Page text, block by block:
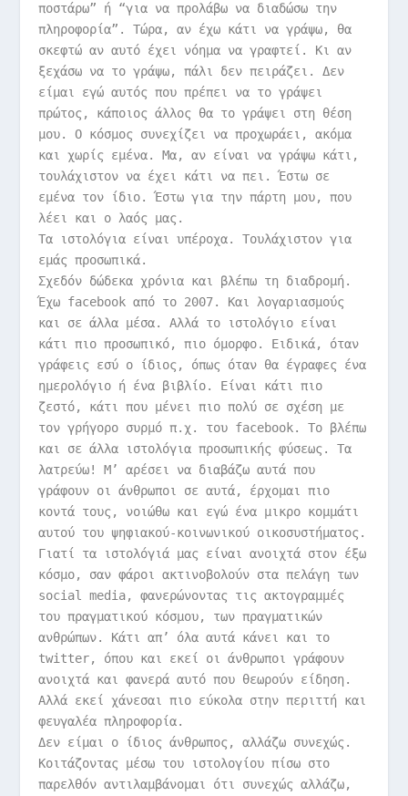
ποστάρω” ή “για να προλάβω να διαδώσω την
πληροφορία”. Τώρα, αν έχω κάτι να γράψω, θα
σκεφτώ αν αυτό έχει νόημα να γραφτεί. Κι αν
ξεχάσω να το γράψω, πάλι δεν πειράζει. Δεν
είμαι εγώ αυτός που πρέπει να το γράψει
πρώτος, κάποιος άλλος θα το γράψει στη θέση
μου. Ο κόσμος συνεχίζει να προχωράει, ακόμα
και χωρίς εμένα. Μα, αν είναι να γράψω κάτι,
τουλάχιστον να έχει κάτι να πει. Έστω σε
εμένα τον ίδιο. Έστω για την πάρτη μου, που
λέει και ο λαός μας.
Τα ιστολόγια είναι υπέροχα. Τουλάχιστον για
εμάς προσωπικά.
Σχεδόν δώδεκα χρόνια και βλέπω τη διαδρομή.
Έχω facebook από το 2007. Και λογαριασμούς
και σε άλλα μέσα. Αλλά το ιστολόγιο είναι
κάτι πιο προσωπικό, πιο όμορφο. Ειδικά, όταν
γράφεις εσύ ο ίδιος, όπως όταν θα έγραφες ένα
ημερολόγιο ή ένα βιβλίο. Είναι κάτι πιο
ζεστό, κάτι που μένει πιο πολύ σε σχέση με
τον γρήγορο συρμό π.χ. του facebook. Το βλέπω
και σε άλλα ιστολόγια προσωπικής φύσεως. Τα
λατρεύω! Μ’ αρέσει να διαβάζω αυτά που
γράφουν οι άνθρωποι σε αυτά, έρχομαι πιο
κοντά τους, νοιώθω και εγώ ένα μικρο κομμάτι
αυτού του ψηφιακού-κοινωνικού οικοσυστήματος.
Γιατί τα ιστολόγιά μας είναι ανοιχτά στον έξω
κόσμο, σαν φάροι ακτινοβολούν στα πελάγη των
social media, φανερώνοντας τις ακτογραμμές
του πραγματικού κόσμου, των πραγματικών
ανθρώπων. Κάτι απ’ όλα αυτά κάνει και το
twitter, όπου και εκεί οι άνθρωποι γράφουν
ανοιχτά και φανερά αυτό που θεωρούν είδηση.
Αλλά εκεί χάνεσαι πιο εύκολα στην περιττή και
φευγαλέα πληροφορία.
Δεν είμαι ο ίδιος άνθρωπος, αλλάζω συνεχώς.
Κοιτάζοντας μέσω του ιστολογίου πίσω στο
παρελθόν αντιλαμβάνομαι ότι συνεχώς αλλάζω,